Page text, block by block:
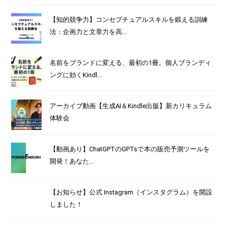
【知的競争力】コンセプチュアルスキルを鍛える訓練
法：企画力と文章力を高...
名前をブランドに変える、最初の1冊。個人ブランディ
ングに効くKindl...
アーカイブ動画【生成AI＆Kindle出版】新カリキュラム
体験会
【動画あり】ChatGPTのGPTsで本の販売予測ツールを
開発！あなた...
【お知らせ】公式 Instagram（インスタグラム）を開設
しました！